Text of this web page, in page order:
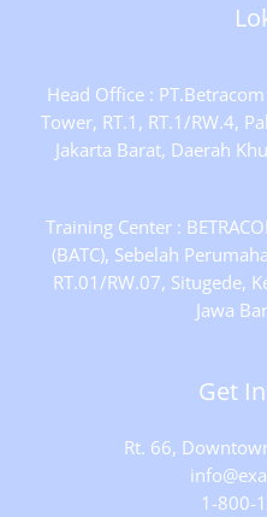
Head Office :
Tower, RT.1, RT.1/RW.4,
Jakarta Barat, Daerah
Training Center :
(BATC), Sebelah
RT.01/RW.07, Situgede,
Jawa
Get
Rt. 66,
1-800-